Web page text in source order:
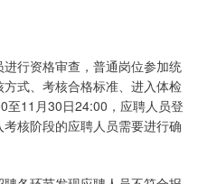
行资格审查，普通岗位参加统
式、考核合格标准、进入体检
至11月30日24:00，应聘人员登
核阶段的应聘人员需要进行确